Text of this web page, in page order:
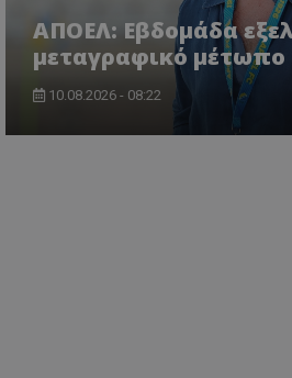
ΑΠΟΕΛ: Εβδομάδα
μεταγραφικό μέτωπο
10.08.2026 - 08:22